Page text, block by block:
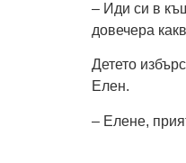
– Иди си в
довечера
Детето
Елен.
– Елене,